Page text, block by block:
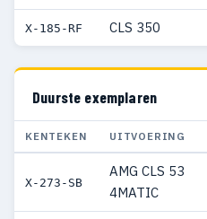
X-185-RF CLS 350
Duurste exemplaren
KENTEKEN UITVOERING
X-273-SB
AMG CLS 53
4MATIC